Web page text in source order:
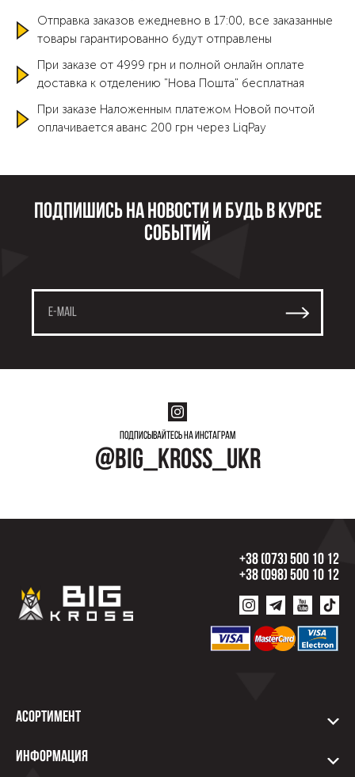
Отправка заказов ежедневно в 17:00, все заказанные
товары гарантированно будут отправлены
При заказе от 4999 грн и полной онлайн оплате
доставка к отделению "Нова Пошта" бесплатная
При заказе Наложенным платежом Новой почтой
оплачивается аванс 200 грн через LiqPay
Подпишись на новости и будь в курсе
событий
Подписывайтесь на инстаграм
@big_kross_ukr
+38 (073) 500 10 12
+38 (098) 500 10 12
Асортимент
Информация